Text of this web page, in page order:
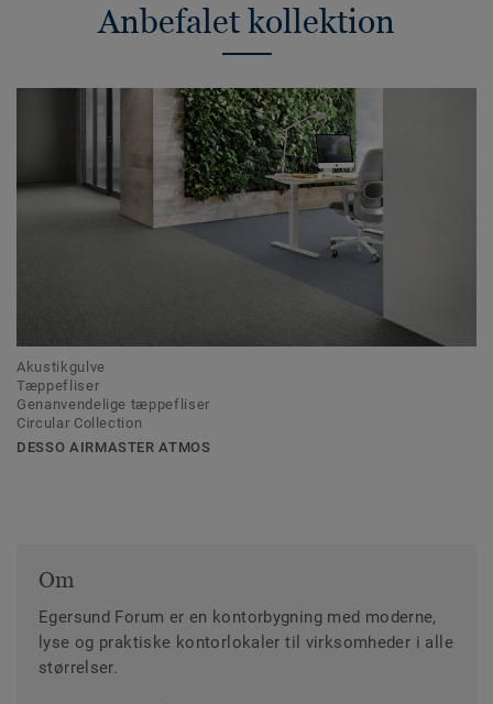
Anbefalet kollektion
Akustikgulve
Tæppefliser
Genanvendelige tæppefliser
Circular Collection
DESSO AIRMASTER ATMOS
Om
Egersund Forum er en kontorbygning med moderne,
lyse og praktiske kontorlokaler til virksomheder i alle
størrelser.